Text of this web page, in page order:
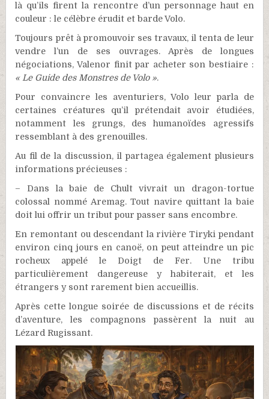
là qu’ils firent la rencontre d’un personnage haut en
couleur : le célèbre érudit et barde Volo.
Toujours prêt à promouvoir ses travaux, il tenta de leur
vendre l’un de ses ouvrages. Après de longues
négociations, Valenor finit par acheter son bestiaire :
« Le Guide des Monstres de Volo ».
Pour convaincre les aventuriers, Volo leur parla de
certaines créatures qu’il prétendait avoir étudiées,
notamment les grungs, des humanoïdes agressifs
ressemblant à des grenouilles.
Au fil de la discussion, il partagea également plusieurs
informations précieuses :
– Dans la baie de Chult vivrait un dragon-tortue
colossal nommé Aremag. Tout navire quittant la baie
doit lui offrir un tribut pour passer sans encombre.
En remontant ou descendant la rivière Tiryki pendant
environ cinq jours en canoë, on peut atteindre un pic
rocheux appelé le Doigt de Fer. Une tribu
particulièrement dangereuse y habiterait, et les
étrangers y sont rarement bien accueillis.
Après cette longue soirée de discussions et de récits
d’aventure, les compagnons passèrent la nuit au
Lézard Rugissant.